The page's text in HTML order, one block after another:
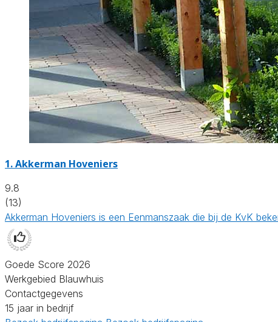
1.Akkerman Hoveniers
9.8
(13)
Akkerman Hoveniers is een Eenmanszaak die bij de KvK
Goede Score 2026
Werkgebied Blauwhuis
Contactgegevens
15 jaar in bedrijf